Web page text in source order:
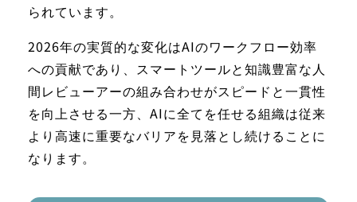
られています。
2026年の実質的な変化はAIのワークフロー効率
への貢献であり、スマートツールと知識豊富な人
間レビューアーの組み合わせがスピードと一貫性
を向上させる一方、AIに全てを任せる組織は従来
より高速に重要なバリアを見落とし続けることに
なります。